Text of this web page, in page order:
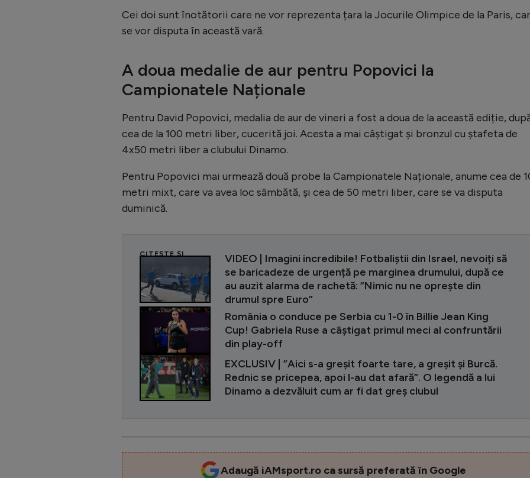
Cei doi sunt înotătorii care ne vor reprezenta țara la Jocurile Olimpice de la Paris,
se vor disputa în această vară.
A doua medalie de aur pentru Popovici la
Campionatele Naționale
Pentru David Popovici, medalia de aur de vineri a fost a doua de la această ediție,
cea de la 100 metri liber, cucerită joi. Acesta a mai câștigat și bronzul cu ștafeta de
4x50 metri liber a clubului Dinamo.
Pentru Popovici mai urmează două probe la Campionatele Naționale, anume cea de
metri mixt, care va avea loc sâmbătă, și cea de 50 metri liber, care se va disputa
duminică.
CITEȘTE ȘI
VIDEO | Imagini incredibile! Fotbaliștii din Israel, nevoiți să
se baricadeze de urgență pe marginea drumului, după ce
au auzit alarma de rachetă: ”Nimic nu ne oprește din
drumul spre Euro”
România o conduce pe Serbia cu 1-0 în Billie Jean King
Cup! Gabriela Ruse a câștigat primul meci al confruntării
din play-off
EXCLUSIV | ”Aici s-a greșit foarte tare, a greșit și Burcă.
Rednic se pricepea, apoi l-au dat afară”. O legendă a lui
Dinamo a dezvăluit cum ar fi dat greș clubul
Adaugă iAMsport.ro ca sursă preferată în Google